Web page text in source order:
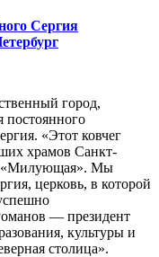
Сергия
город,
постоянного
«Этот ковчег
храмов Санкт-
«Милующая». Мы
церковь, в которой
— президент
культуры и
столица».